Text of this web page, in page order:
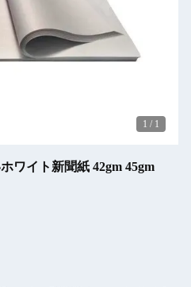
1 / 1
ワイト新聞紙 42gm 45gm